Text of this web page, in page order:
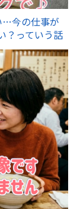
…今の仕事が
？っていう話